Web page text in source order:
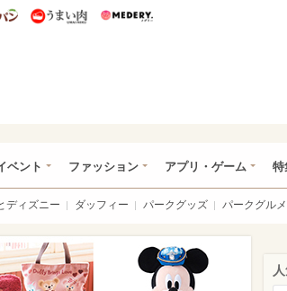
し うまいパン うまい肉
ベント ファッション アプリ・ゲーム 特
ディズニー ダッフィー パークグッズ パークグルメ